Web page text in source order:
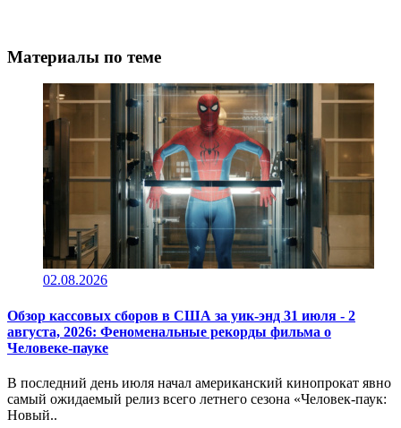
Материалы по теме
02.08.2026
Обзор кассовых сборов в США за уик-энд 31 июля - 2
августа, 2026: Феноменальные рекорды фильма о
Человеке-пауке
В последний день июля начал американский кинопрокат явно
самый ожидаемый релиз всего летнего сезона «Человек-паук:
Новый..